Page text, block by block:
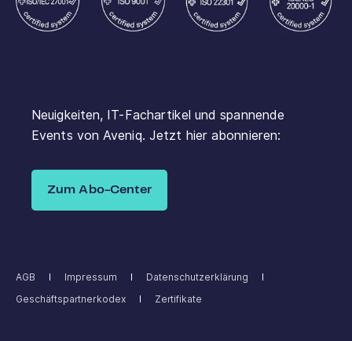
Neuigkeiten, IT-Fachartikel und spannende
Events von Aveniq. Jetzt hier abonnieren:
Zum Abo-Center
AGB Impressum
Datenschutzerklärung
Geschäftspartnerkodex
Zertifikate